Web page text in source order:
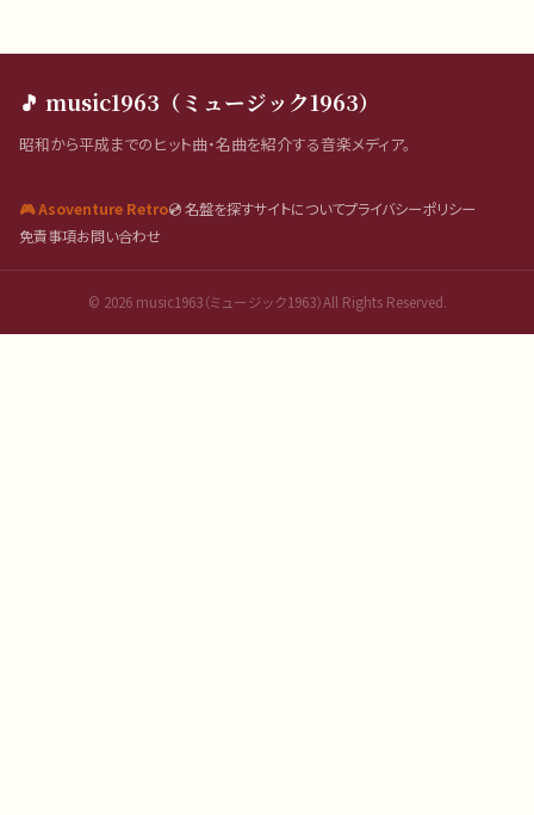
🎵 music1963（ミュージック1963）
昭和から平成までのヒット曲・名曲を紹介する音楽メディア。
🎮 Asoventure Retro💿 名盤を探すサイトについてプライバシーポリシー
免責事項お問い合わせ
© 2026music1963（ミュージック1963）All Rights Reserved.